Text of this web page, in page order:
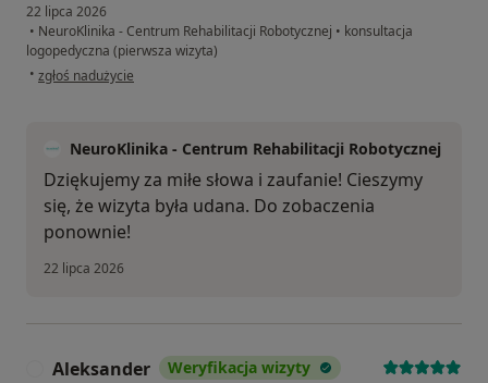
22 lipca 2026
• NeuroKlinika - Centrum Rehabilitacji Robotycznej • konsultacja
logopedyczna (pierwsza wizyta)
• w opinii użytkownika Aga
zgłoś nadużycie
NeuroKlinika - Centrum Rehabilitacji Robotycznej
Dziękujemy za miłe słowa i zaufanie! Cieszymy
się, że wizyta była udana. Do zobaczenia
ponownie!
22 lipca 2026
Aleksander Weryfikacja wizyty